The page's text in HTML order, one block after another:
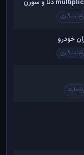
رستگاری
خودرو
رستگاری
حارث